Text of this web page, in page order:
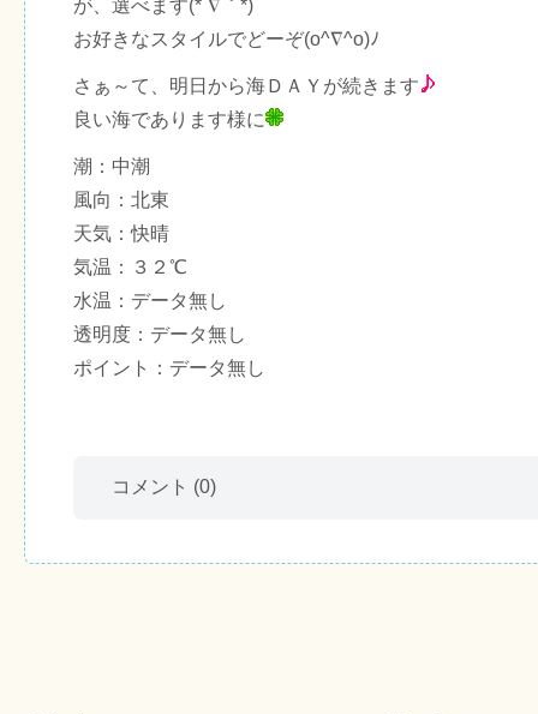
が、選べます(*´∇｀*)
お好きなスタイルでどーぞ(o^∇^o)ﾉ
さぁ～て、明日から海ＤＡＹが続きます
良い海であります様に
潮：中潮
風向：北東
天気：快晴
気温：３２℃
水温：データ無し
透明度：データ無し
ポイント：データ無し
コメント (0)